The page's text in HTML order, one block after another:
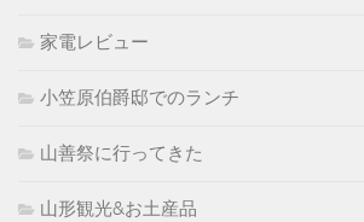
家電レビュー
小笠原伯爵邸でのランチ
山善祭に行ってきた
山形観光&お土産品